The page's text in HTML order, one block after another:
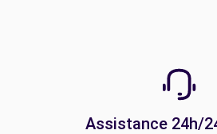
Assistance 24h/